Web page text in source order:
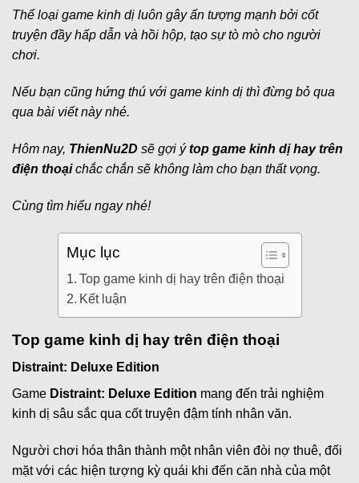
Thể loại game kinh dị luôn gây ấn tượng mạnh bởi cốt
truyện đầy hấp dẫn và hồi hộp, tạo sự tò mò cho người
chơi.
Nếu bạn cũng hứng thú với game kinh dị thì đừng bỏ qua
qua bài viết này nhé.
Hôm nay, ThienNu2D sẽ gợi ýtop game kinh dị hay trên
điện thoạichắc chắn sẽ không làm cho bạn thất vọng.
Cùng tìm hiểu ngay nhé!
Mục lục
Top game kinh dị hay trên điện thoại
Kết luận
Top game kinh dị hay trên điện thoại
Distraint: Deluxe Edition
Game Distraint: Deluxe Edition mang đến trải nghiệm
kinh dị sâu sắc qua cốt truyện đậm tính nhân văn.
Người chơi hóa thân thành một nhân viên đòi nợ thuê, đối
mặt với các hiện tượng kỳ quái khi đến căn nhà của một